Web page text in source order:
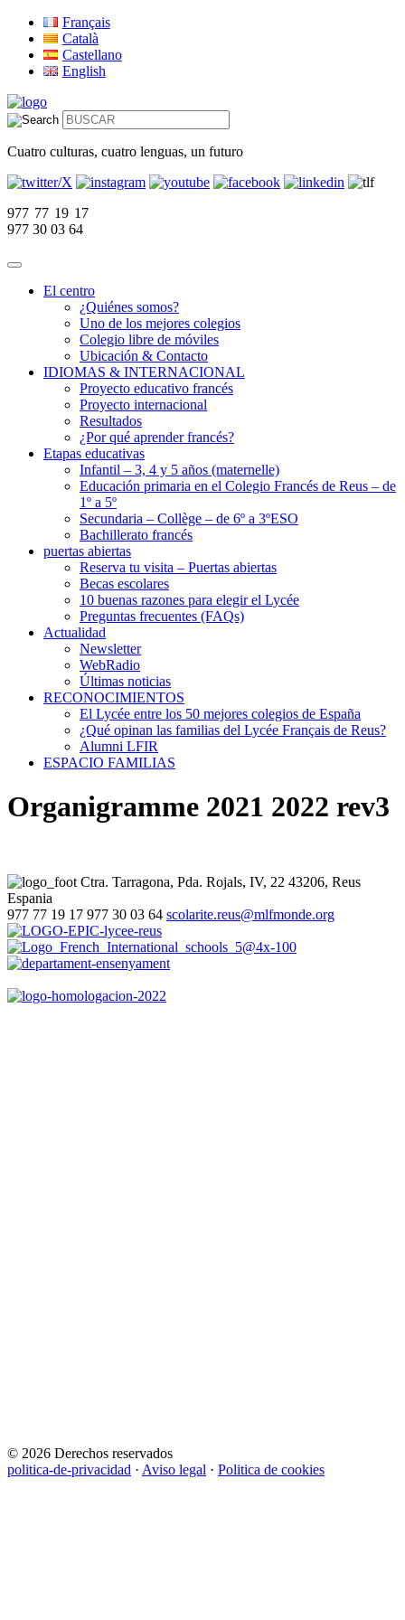
Français
Català
Castellano
English
Cuatro culturas, cuatro lenguas, un futuro
977 77 19 17
977 30 03 64
El centro
¿Quiénes somos?
Uno de los mejores colegios
Colegio libre de móviles
Ubicación & Contacto
IDIOMAS & INTERNACIONAL
Proyecto educativo francés
Proyecto internacional
Resultados
¿Por qué aprender francés?
Etapas educativas
Infantil – 3, 4 y 5 años (maternelle)
Educación primaria en el Colegio Francés de Reus – de
1º a 5º
Secundaria – Collège – de 6º a 3ºESO
Bachillerato francés
puertas abiertas
Reserva tu visita – Puertas abiertas
Becas escolares
10 buenas razones para elegir el Lycée
Preguntas frecuentes (FAQs)
Actualidad
Newsletter
WebRadio
Últimas noticias
RECONOCIMIENTOS
El Lycée entre los 50 mejores colegios de España
¿Qué opinan las familias del Lycée Français de Reus?
Alumni LFIR
ESPACIO FAMILIAS
Organigramme 2021 2022 rev3
Ctra. Tarragona, Pda. Rojals, IV, 22 43206, Reus
Espania
977 77 19 17 977 30 03 64 scolarite.reus@mlfmonde.org
© 2026 Derechos reservados
politica-de-privacidad · Aviso legal · Politica de cookies